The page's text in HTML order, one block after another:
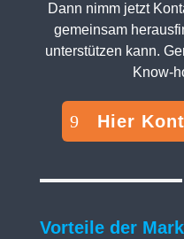
Dann nimm jetzt
gemeinsam
unterstützen kann.
Know-
Hier
Vorteile der